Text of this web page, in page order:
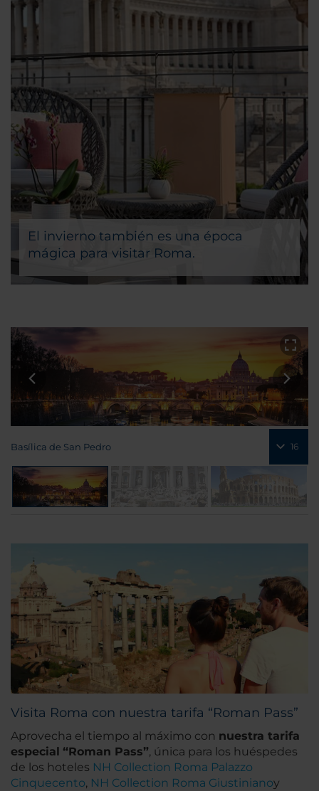
El invierno también es una época
mágica para visitar Roma.
Únete a las celebraciones, admira la decoración, haz
Basílica de San Pedro 16
Visita Roma con nuestra tarifa “Roman Pass”
Aprovecha el tiempo al máximo con nuestra tarifa
especial “Roman Pass”, única para los huéspedes
de los hoteles NH Collection Roma Palazzo
Cinquecento, NH Collection Roma Giustinianoy